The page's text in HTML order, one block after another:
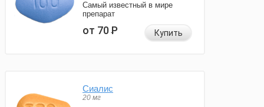
Самый известный в мире
препарат
от 70Р Купить
Сиалис
20 мг